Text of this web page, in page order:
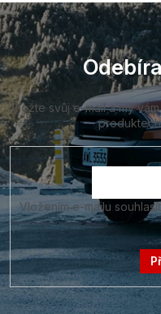
Z
á
p
a
t
í Vložte svůj e-mail a my
Vložením e-mailu